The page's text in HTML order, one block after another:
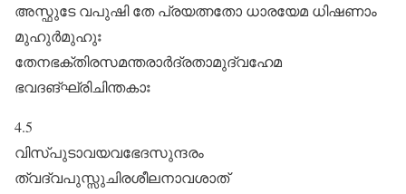
അസ്ഫുടേ വപുഷി തേ പ്രയത്നതോ ധാരയേമ ധിഷണാം
മുഹുർമുഹുഃ
തേനഭക്തിരസമന്തരാർദ്രതാമുദ്വഹേമ
ഭവദങ്ഘ്രിചിന്തകാഃ
4.5
വിസ്പുടാവയവഭേദസുന്ദരം
ത്വദ്വപുസ്സുചിരശീലനാവശാത്‌